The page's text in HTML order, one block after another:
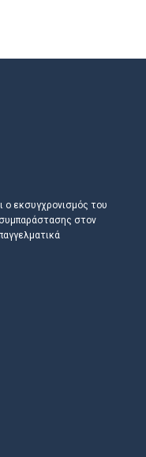
ο εκσυγχρονισμός του
στον